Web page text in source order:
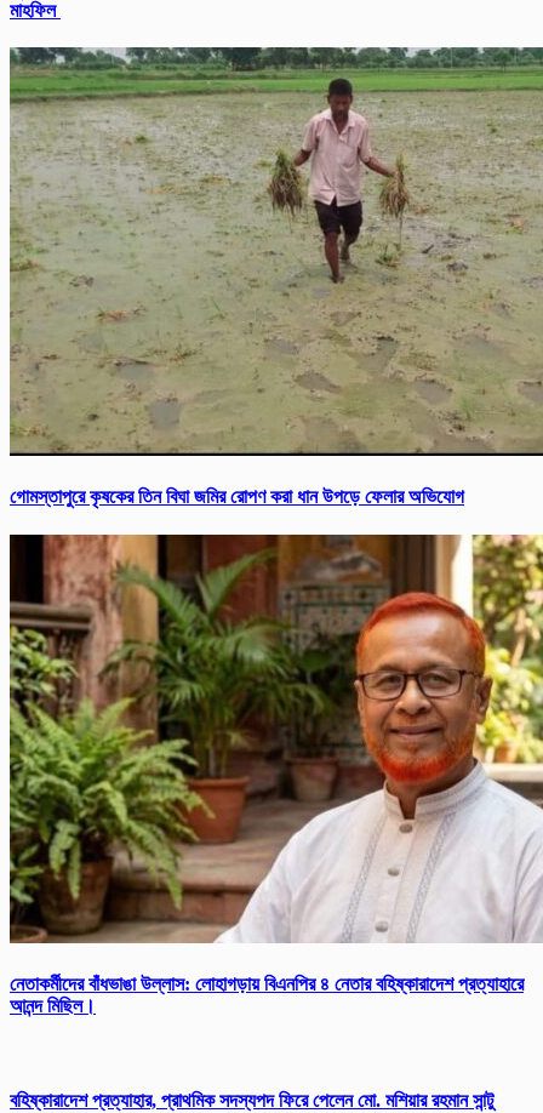
মাহফিল
গোমস্তাপুরে কৃষকের তিন বিঘা জমির রোপণ করা ধান উপড়ে ফেলার অভিযোগ
নেতাকর্মীদের বাঁধভাঙা উল্লাস: লোহাগড়ায় বিএনপির ৪ নেতার বহিষ্কারাদেশ প্রত্যাহারে
আনন্দ মিছিল।
বহিষ্কারাদেশ প্রত্যাহার, প্রাথমিক সদস্যপদ ফিরে পেলেন মো. মশিয়ার রহমান সান্টু